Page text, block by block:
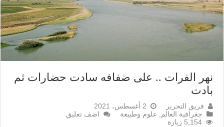
نهر الفرات .. على ضفافه سادت حضارات ثم
بادت
فريق التحرير
2 أغسطس، 2021
جغرافية العالم, علوم وطبيعة
اضف تعليق
5,154 زيارة